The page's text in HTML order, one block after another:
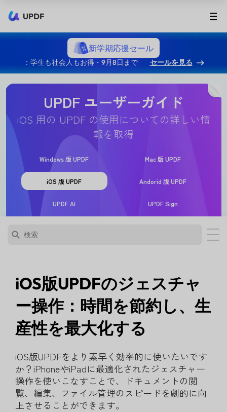
UPDF
新学期応援セール
：学生も社会人もお得・9月8日まで セールを見る
UPDF ユーザーガイド
iOS 用の UPDF の使用についての詳しい情
報を取得
Windows 版 UPDF Mac 版 UPDF
iOS 版 UPDF Andorid 版 UPDF
UPDF AI UPDF Sign
iOS版UPDFのジェスチャ
ー操作：時間を節約し、生
産性を最大化する
iOS版UPDFをより素早く効率的に使いたいです
か？iPhoneやiPadに最適化されたジェスチャー
操作を使いこなすことで、ドキュメントの閲
覧、編集、ファイル管理のスピードを劇的に向
上させることができます。